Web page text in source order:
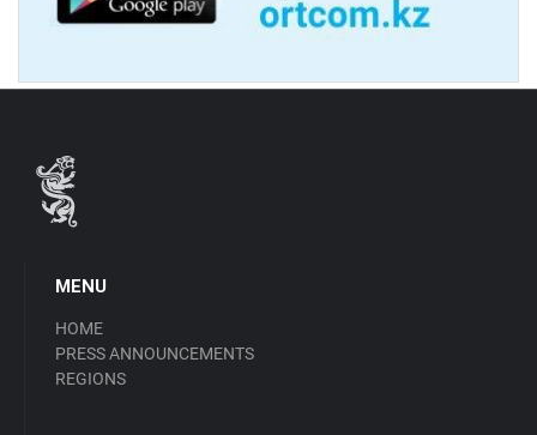
MENU
HOME
PRESS ANNOUNCEMENTS
REGIONS